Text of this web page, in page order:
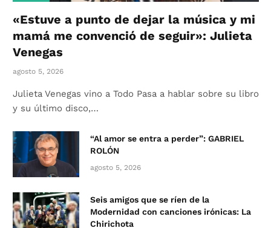
«Estuve a punto de dejar la música y mi
mamá me convenció de seguir»: Julieta
Venegas
agosto 5, 2026
Julieta Venegas vino a Todo Pasa a hablar sobre su libro
y su último disco,…
“Al amor se entra a perder”: GABRIEL
ROLÓN
agosto 5, 2026
Seis amigos que se ríen de la
Modernidad con canciones irónicas: La
Chirichota